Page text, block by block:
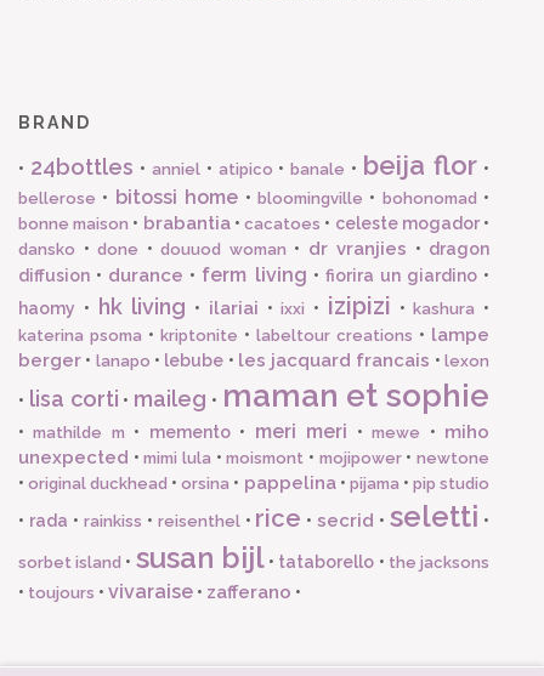
BRAND
• 24bottles • anniel• atipico •banale • beija flor •
bellerose • bitossi home • bloomingville • bohonomad •
bonne maison • brabantia•cacatoes • celeste mogador•
dansko • done • douuod woman • dr vranjies • dragon
diffusion • durance • ferm living • fiorira un giardino•
haomy • hk living • ilariai •ixxi • izipizi •kashura •
katerina psoma • kriptonite • labeltour creations • lampe
berger • lanapo • lebube • les jacquard francais •lexon
• lisa corti • maileg • maman et sophie
•mathilde m • memento• meri meri •mewe • miho
unexpected •mimi lula •moismont • mojipower•newtone
•original duckhead •orsina • pappelina• pijama • pip studio
• rada • rainkiss • reisenthel• rice •secrid •seletti •
sorbet island • susan bijl• tataborello • the jacksons
• toujours • vivaraise • zafferano •